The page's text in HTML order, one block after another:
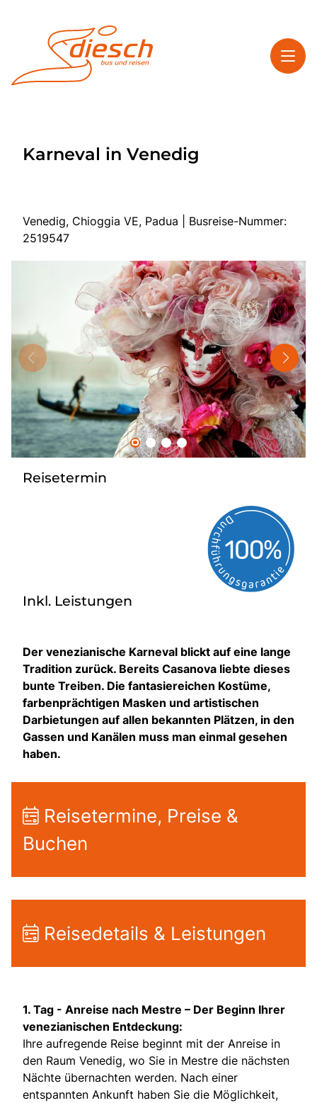
Service
Start
Tagesfahrten
Bus anmieten
Nahverkehr
Kataloge
Kontakt
Karneval in Venedig
Venedig, Chioggia VE, Padua | Busreise-Nummer:
2519547
Reisetermin
Inkl. Leistungen
Der venezianische Karneval blickt auf eine lange
Tradition zurück. Bereits Casanova liebte dieses
bunte Treiben. Die fantasiereichen Kostüme,
farbenprächtigen Masken und artistischen
Darbietungen auf allen bekannten Plätzen, in den
Gassen und Kanälen muss man einmal gesehen
haben.
Reisetermine, Preise &
Buchen
Reisedetails & Leistungen
1. Tag - Anreise nach Mestre – Der Beginn Ihrer
venezianischen Entdeckung:
Ihre aufregende Reise beginnt mit der Anreise in
den Raum Venedig, wo Sie in Mestre die nächsten
Nächte übernachten werden. Nach einer
entspannten Ankunft haben Sie die Möglichkeit,